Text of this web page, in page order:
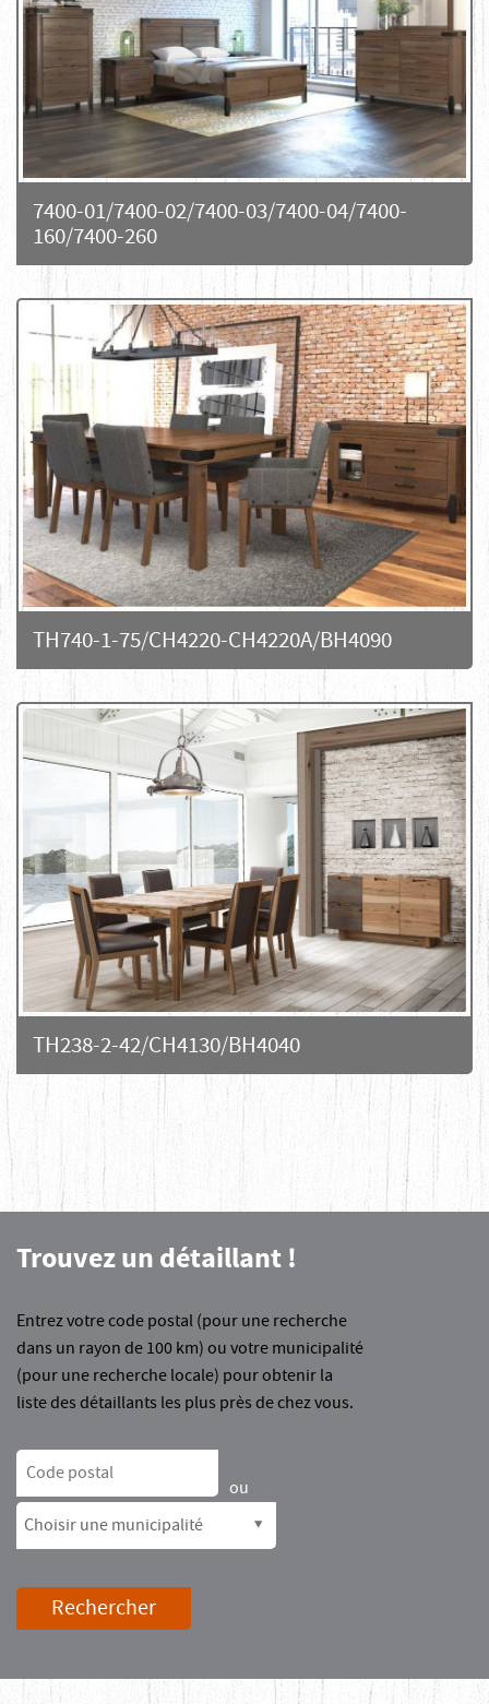
7400-01/7400-02/7400-03/7400-04/7400-
160/7400-260
TH740-1-75/CH4220-CH4220A/BH4090
TH238-2-42/CH4130/BH4040
Trouvez un détaillant !
Entrez votre code postal (pour une recherche
dans un rayon de 100 km) ou votre municipalité
(pour une recherche locale) pour obtenir la
liste des détaillants les plus près de chez vous.
Code postal
ou
Choisir une municipalité
Rechercher